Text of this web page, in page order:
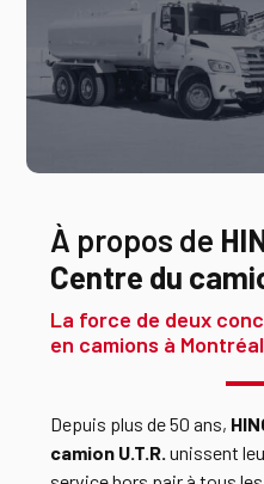
À propos de
Centre du
La force de deux
en camions à
Depuis plus de 50 ans,
camion U.T.R. unissent